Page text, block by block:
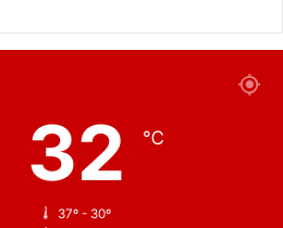
32 ℃
37º - 30º